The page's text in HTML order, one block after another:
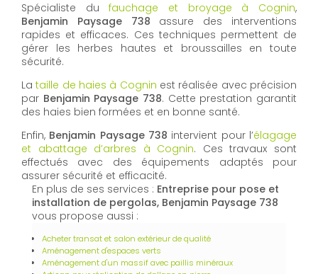
Spécialiste dufauchage et broyage à Cognin,
Benjamin Paysage 738 assure des interventions
rapides et efficaces. Ces techniques permettent de
gérer les herbes hautes et broussailles en toute
sécurité.
Lataille de haies à Cognin est réalisée avec précision
par Benjamin Paysage 738. Cette prestation garantit
des haies bien formées et en bonne santé.
Enfin, Benjamin Paysage 738 intervient pour l’élagage
et abattage d’arbres à Cognin. Ces travaux sont
effectués avec des équipements adaptés pour
assurer sécurité et efficacité.
En plus de ses services : Entreprise pour pose et
installation de pergolas, Benjamin Paysage 738
vous propose aussi :
Acheter transat et salon extérieur de qualité
Aménagement d'espaces verts
Aménagement d'un massif avec paillis minéraux